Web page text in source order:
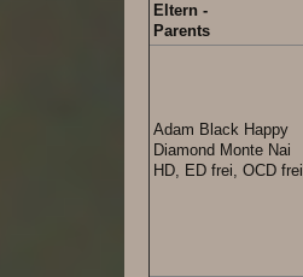
Eltern -
Parents
Adam Black Happy
Diamond Monte Nai
HD, ED frei, OCD frei